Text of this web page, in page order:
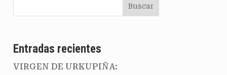
Buscar
Entradas recientes
VIRGEN DE URKUPIÑA: